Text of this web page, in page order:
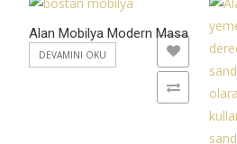
Alan Mobilya Modern Masa
DEVAMINI OKU
ADD TO WISHLIST